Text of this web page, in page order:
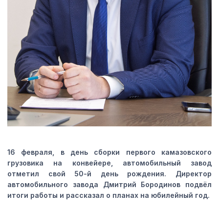
16 февраля, в день сборки первого камазовского
грузовика на конвейере, автомобильный завод
отметил свой 50-й день рождения. Директор
автомобильного завода Дмитрий Бородинов подвёл
итоги работы и рассказал о планах на юбилейный год.